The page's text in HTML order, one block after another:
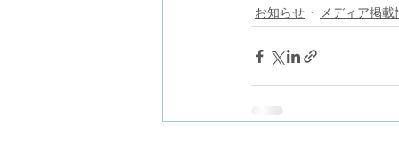
お知らせ メディア掲載